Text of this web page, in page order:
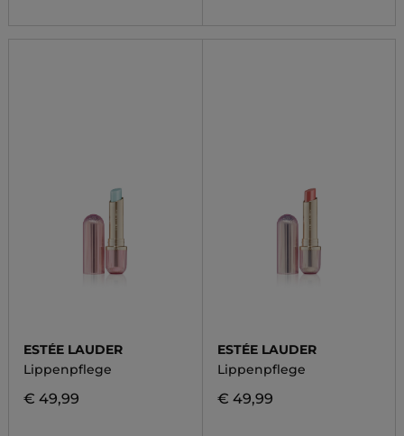
ESTÉE LAUDER
Lippenpflege
€ 49,99
ESTÉE LAUDER
Lippenpflege
€ 49,99